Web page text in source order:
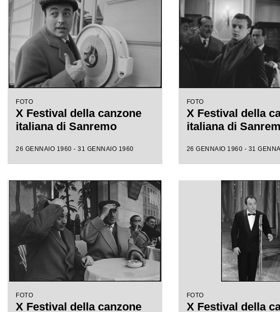
FOTO
X Festival della canzone
italiana di Sanremo
26 GENNAIO 1960 - 31 GENNAIO 1960
FOTO
X Festival della
italiana di
26 GENNAIO 1960 - 31
FOTO
X Festival della canzone
FOTO
X Festival della